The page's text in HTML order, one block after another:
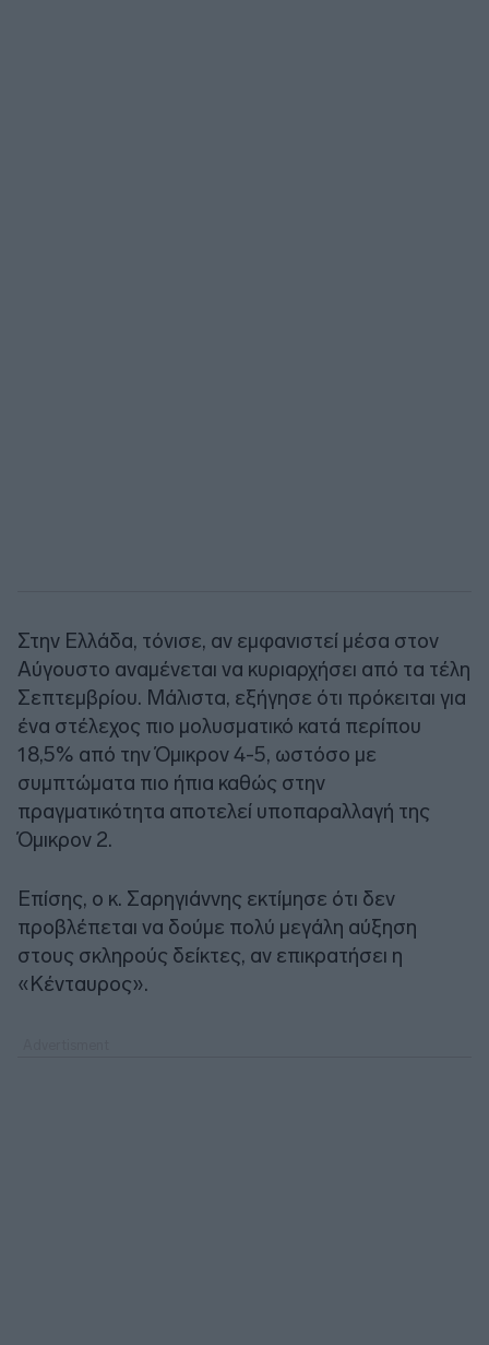
Στην Ελλάδα, τόνισε, αν εμφανιστεί μέσα στον
Αύγουστο αναμένεται να κυριαρχήσει από τα τέλη
Σεπτεμβρίου. Μάλιστα, εξήγησε ότι πρόκειται για
ένα στέλεχος πιο μολυσματικό κατά περίπου
18,5% από την Όμικρον 4-5, ωστόσο με
συμπτώματα πιο ήπια καθώς στην
πραγματικότητα αποτελεί υποπαραλλαγή της
Όμικρον 2.
Επίσης, ο κ. Σαρηγιάννης εκτίμησε ότι δεν
προβλέπεται να δούμε πολύ μεγάλη αύξηση
στους σκληρούς δείκτες, αν επικρατήσει η
«Κένταυρος».